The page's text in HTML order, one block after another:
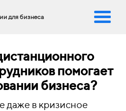
для бизнеса
помогает
бизнеса?
даже в кризисное